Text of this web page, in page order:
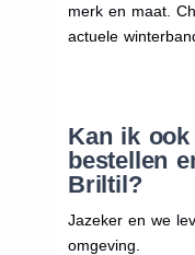
merk en maat.
actuele
Kan ik
bestellen
Briltil?
Jazeker en we
omgeving.